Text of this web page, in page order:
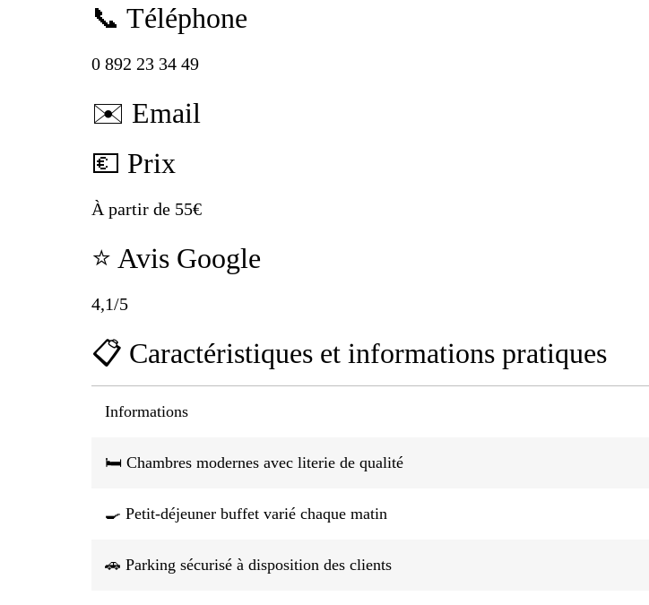
📞 Téléphone
0 892 23 34 49
✉️ Email
💶 Prix
À partir de 55€
⭐ Avis Google
4,1/5
📋 Caractéristiques et informations pratiques
Informations
🛏️ Chambres modernes avec literie de qualité
🍳 Petit-déjeuner buffet varié chaque matin
🚗 Parking sécurisé à disposition des clients